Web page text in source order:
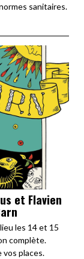
sanitaires.
et Flavien
les 14 et 15
complète.
vos places.